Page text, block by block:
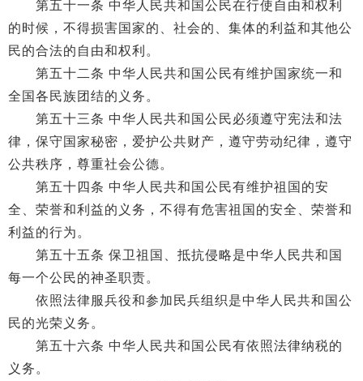
第五十一条 中华人民共和国公民在行使自由和权利
的时候，不得损害国家的、社会的、集体的利益和其他公
民的合法的自由和权利。
第五十二条 中华人民共和国公民有维护国家统一和
全国各民族团结的义务。
第五十三条 中华人民共和国公民必须遵守宪法和法
律，保守国家秘密，爱护公共财产，遵守劳动纪律，遵守
公共秩序，尊重社会公德。
第五十四条 中华人民共和国公民有维护祖国的安
全、荣誉和利益的义务，不得有危害祖国的安全、荣誉和
利益的行为。
第五十五条 保卫祖国、抵抗侵略是中华人民共和国
每一个公民的神圣职责。
依照法律服兵役和参加民兵组织是中华人民共和国公
民的光荣义务。
第五十六条 中华人民共和国公民有依照法律纳税的
义务。